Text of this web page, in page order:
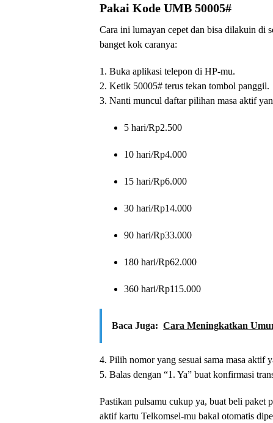
Pakai Kode UMB 50005#
Cara ini lumayan cepet dan bisa dilakuin di
banget kok caranya:
1. Buka aplikasi telepon di HP-mu.
2. Ketik 50005# terus tekan tombol panggil.
3. Nanti muncul daftar pilihan masa aktif
5 hari/Rp2.500
10 hari/Rp4.000
15 hari/Rp6.000
30 hari/Rp14.000
90 hari/Rp33.000
180 hari/Rp62.000
360 hari/Rp115.000
Baca Juga: Cara Meningkatkan
4. Pilih nomor yang sesuai sama masa aktif
5. Balas dengan “1. Ya” buat konfirmasi
Pastikan pulsamu cukup ya, buat beli paket
aktif kartu Telkomsel-mu bakal otomatis